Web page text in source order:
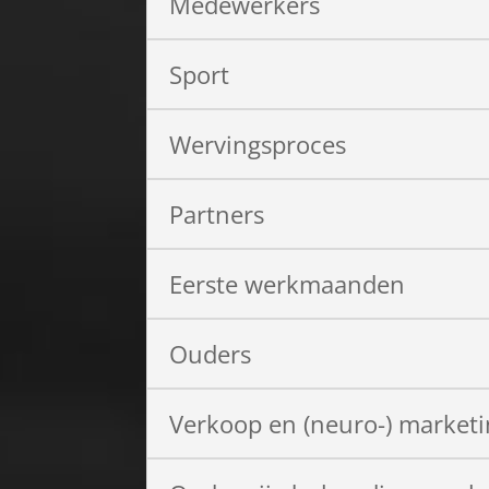
Sport
Wervingsproces
Partners
Eerste werkmaanden
Ouders
Verkoop en (neuro-)